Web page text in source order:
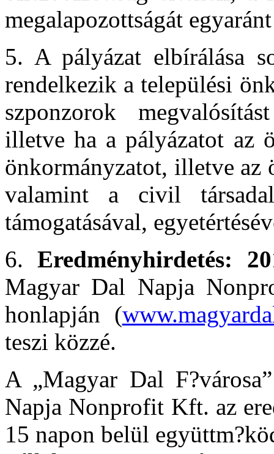
megalapozottságát
5. A pályázat elbírálása
rendelkezik a települési
szponzorok
illetve ha a pályázatot az
önkormányzatot, illetve az
valamint a civil
támogatásával,
6.Eredményhirdetés:
Magyar Dal Napja
honlapján (
teszi közzé.
A „Magyar Dal
Napja Nonprofit Kft. az
15 napon belül